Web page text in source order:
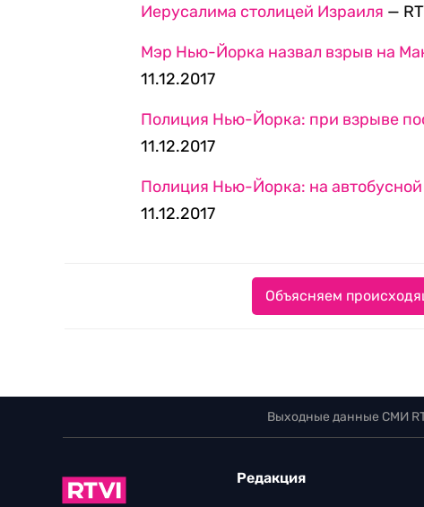
Иерусалима столицей Израиля —
Мэр Нью-Йорка назвал взрыв на
11.12.2017
Полиция Нью-Йорка: при взрыве
11.12.2017
Полиция Нью-Йорка: на
11.12.2017
Объясняем
Выходные данные СМИ
Редакция